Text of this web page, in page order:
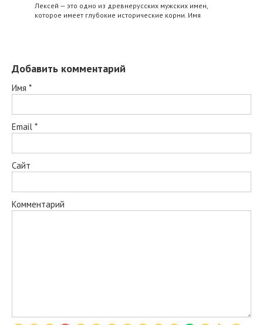
Лексей — это одно из древнерусских мужских имен,
которое имеет глубокие исторические корни. Имя
Добавить комментарий
Имя *
Email *
Сайт
Комментарий